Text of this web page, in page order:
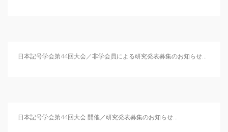
日本記号学会第44回大会／非学会員による研究発表募集のお知らせ...
日本記号学会第44回大会 開催／研究発表募集のお知らせ...